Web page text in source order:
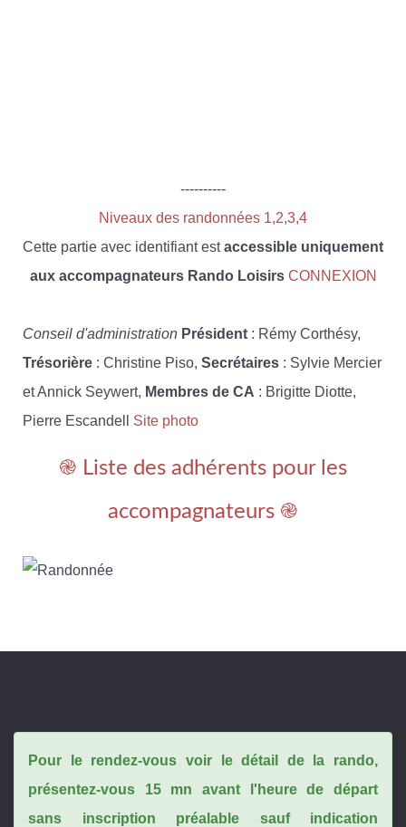
----------
Niveaux des randonnées 1,2,3,4
Cette partie avec identifiant estaccessible uniquement
aux accompagnateurs Rando Loisirs CONNEXION
Conseil d'administration Président : Rémy Corthésy,
Trésorière : Christine Piso, Secrétaires : Sylvie Mercier
et Annick Seywert, Membres de CA : Brigitte Diotte,
Pierre Escandell Site photo
֎ Liste des adhérents pour les
accompagnateurs ֎
Pour le rendez-vous voir le détail de la rando,
présentez-vous 15 mn avant l'heure de départ
sans inscription préalable sauf indication